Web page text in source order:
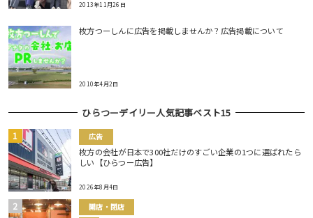
2013年11月26日
枚方つーしんに広告を掲載しませんか？広告掲載について
2010年4月2日
ひらつーデイリー人気記事ベスト15
広告
枚方の会社が日本で300社だけのすごい企業の1つに選ばれたら
しい【ひらつー広告】
2026年8月4日
開店・閉店